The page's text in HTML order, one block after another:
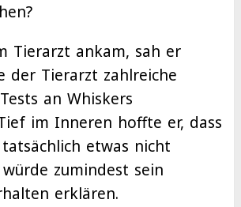
Tierarzt ankam, sah er
der Tierarzt zahlreiche
an Whiskers
im Inneren hoffte er, dass
etwas nicht
zumindest sein
erklären.